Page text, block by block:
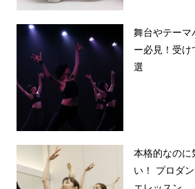
舞台やテーマ
ー必見！受
選
本格的なのに
い！ プロダ